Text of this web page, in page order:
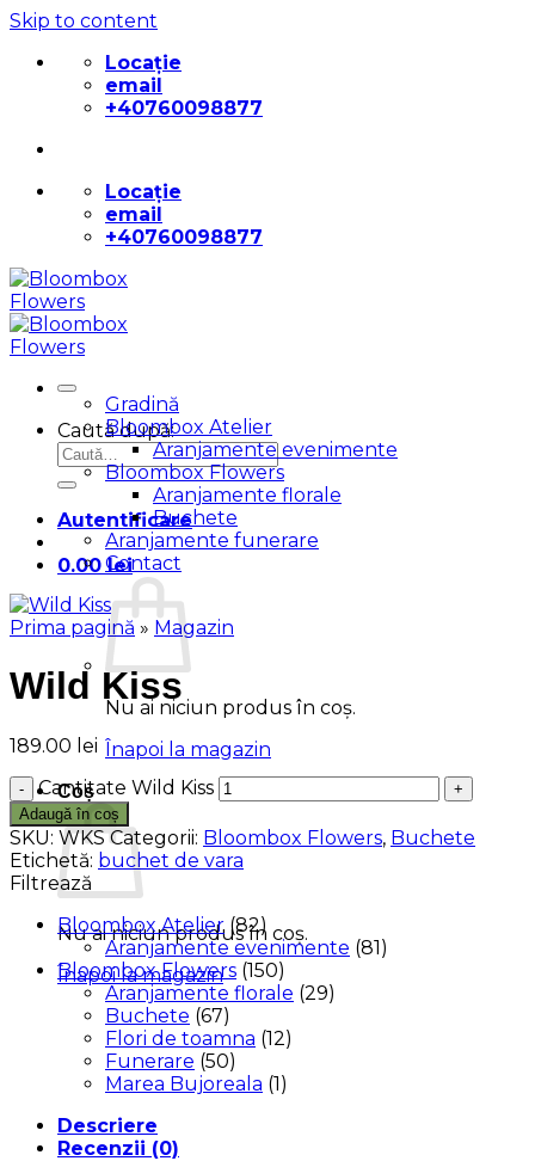
Skip to content
Locație
email
+40760098877
Locație
email
+40760098877
Caută după:
Autentificare
0.00lei
Nu ai niciun produs în coș.
Înapoi la magazin
Coș
Nu ai niciun produs în coș.
Înapoi la magazin
Gradină
Bloombox Atelier
Aranjamente evenimente
Bloombox Flowers
Aranjamente florale
Buchete
Aranjamente funerare
Contact
Prima pagină » Magazin
Wild Kiss
189.00 lei
Cantitate Wild Kiss
Adaugă în coș
SKU: WKS Categorii: Bloombox Flowers, Buchete
Etichetă: buchet de vara
Filtrează
Bloombox Atelier (82)
Aranjamente evenimente (81)
Bloombox Flowers (150)
Aranjamente florale (29)
Buchete (67)
Flori de toamna (12)
Funerare (50)
Marea Bujoreala (1)
Descriere
Recenzii (0)